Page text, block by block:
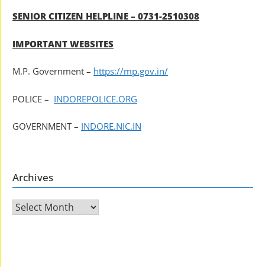
SENIOR CITIZEN HELPLINE – 0731-2510308
IMPORTANT WEBSITES
M.P. Government – https://mp.gov.in/
POLICE – INDOREPOLICE.ORG
GOVERNMENT – INDORE.NIC.IN
Archives
Archives